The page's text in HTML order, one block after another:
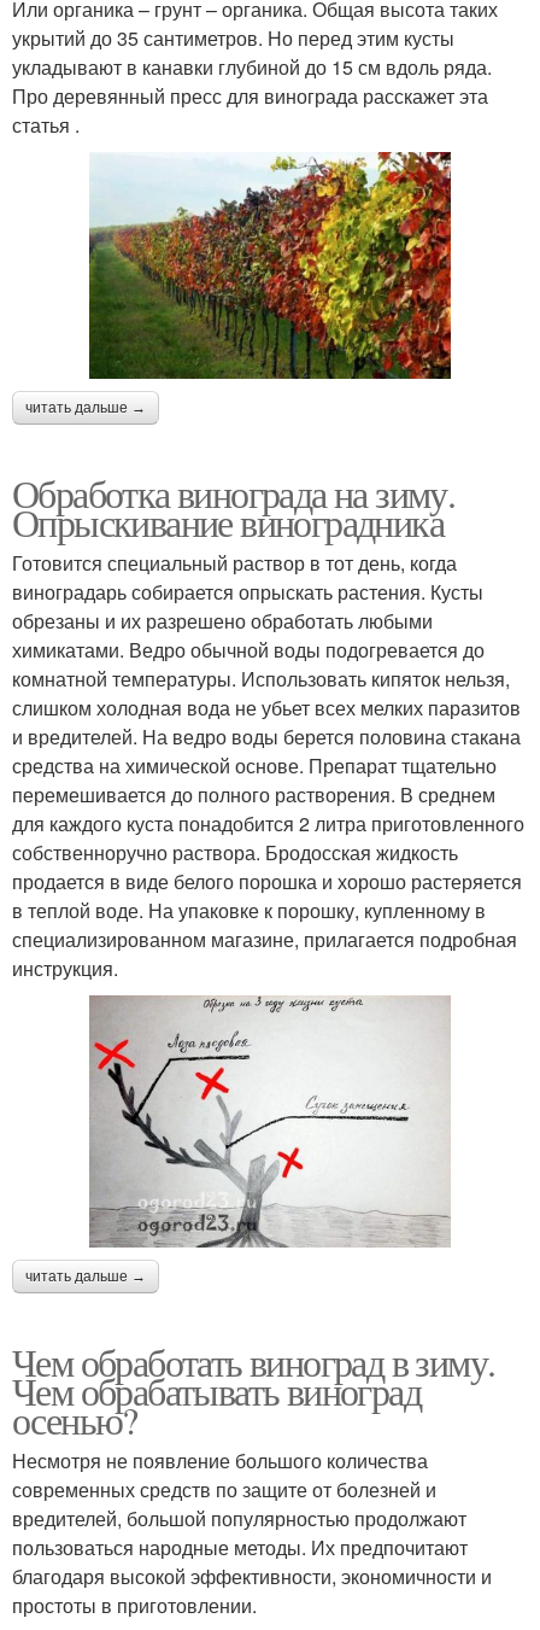
Или органика – грунт – органика. Общая высота таких
укрытий до 35 сантиметров. Но перед этим кусты
укладывают в канавки глубиной до 15 см вдоль ряда.
Про деревянный пресс для винограда расскажет эта
статья .
читать дальше →
Обработка винограда на зиму.
Опрыскивание виноградника
Готовится специальный раствор в тот день, когда
виноградарь собирается опрыскать растения. Кусты
обрезаны и их разрешено обработать любыми
химикатами. Ведро обычной воды подогревается до
комнатной температуры. Использовать кипяток нельзя,
слишком холодная вода не убьет всех мелких паразитов
и вредителей. На ведро воды берется половина стакана
средства на химической основе. Препарат тщательно
перемешивается до полного растворения. В среднем
для каждого куста понадобится 2 литра приготовленного
собственноручно раствора. Бродосская жидкость
продается в виде белого порошка и хорошо растеряется
в теплой воде. На упаковке к порошку, купленному в
специализированном магазине, прилагается подробная
инструкция.
читать дальше →
Чем обработать виноград в зиму.
Чем обрабатывать виноград
осенью?
Несмотря не появление большого количества
современных средств по защите от болезней и
вредителей, большой популярностью продолжают
пользоваться народные методы. Их предпочитают
благодаря высокой эффективности, экономичности и
простоты в приготовлении.